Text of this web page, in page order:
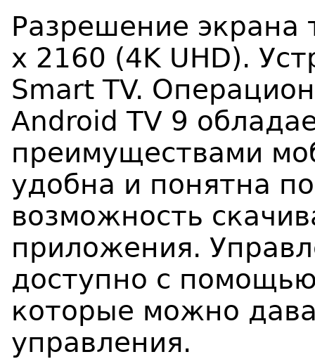
Разрешение экрана
x 2160 (4K UHD).
Smart TV.
Android TV 9
преимуществами
удобна и понятна
возможность
приложения.
доступно с
которые можно
управления.